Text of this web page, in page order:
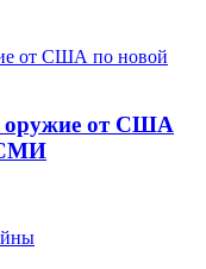
оружие от США
СМИ